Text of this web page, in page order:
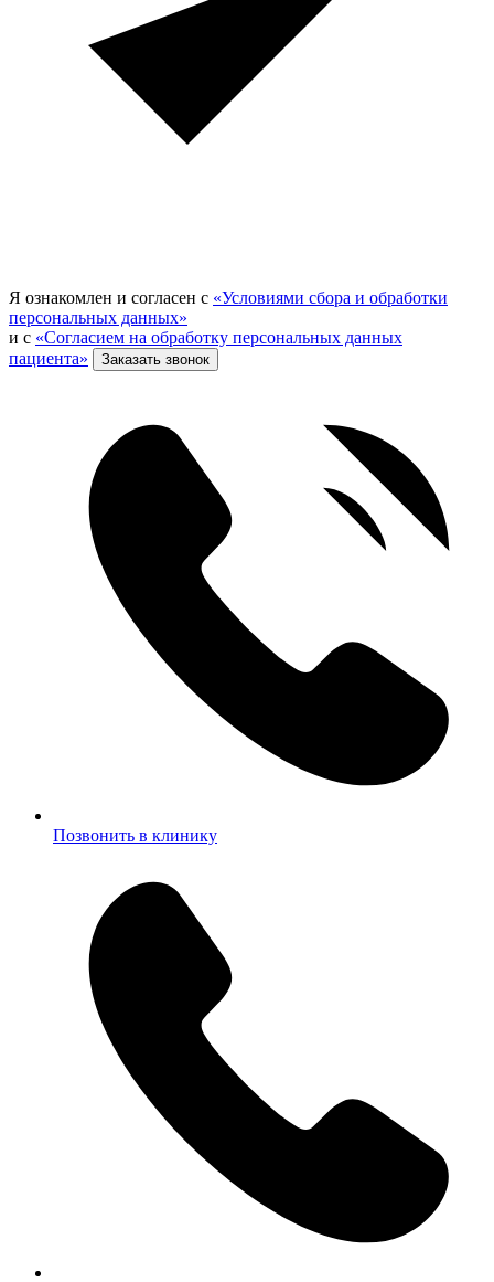
Я ознакомлен и согласен с «Условиями сбора и обработки
персональных данных»
и с «Согласием на обработку персональных данных
пациента»
Заказать звонок
Позвонить в клинику